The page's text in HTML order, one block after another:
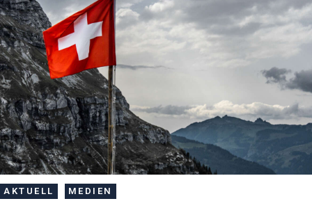
ÜBER UNS
DOWNLOADS
AKTUELL MEDIEN